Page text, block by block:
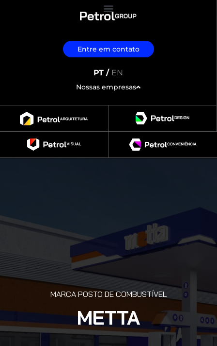
Entre em contato
PT / EN
Nossas empresas
MARCA POSTO DE COMBUSTÍVEL
METTA